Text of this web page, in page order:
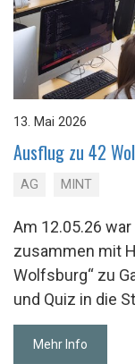
13. Mai 2026
Aus­flug zu 42
AG MINT
Am 12.05.26
zusammen mit
Wolfsburg“ zu
und Quiz in die
Mehr Info